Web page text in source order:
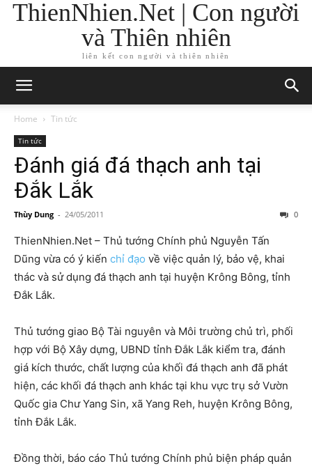
ThienNhien.Net | Con người
và Thiên nhiên
liên kết con người và thiên nhiên
Home Tin tức
Tin tức
Đánh giá đá thạch anh tại
Đắk Lắk
Thùy Dung - 24/05/2011 0
ThienNhien.Net – Thủ tướng Chính phủ Nguyễn Tấn
Dũng vừa có ý kiến chỉ đạo về việc quản lý, bảo vệ, khai
thác và sử dụng đá thạch anh tại huyện Krông Bông, tỉnh
Đắk Lắk.
Thủ tướng giao Bộ Tài nguyên và Môi trường chủ trì, phối
hợp với Bộ Xây dựng, UBND tỉnh Đắk Lắk kiểm tra, đánh
giá kích thước, chất lượng của khối đá thạch anh đã phát
hiện, các khối đá thạch anh khác tại khu vực trụ sở Vườn
Quốc gia Chư Yang Sin, xã Yang Reh, huyện Krông Bông,
tỉnh Đắk Lắk.
Đồng thời, báo cáo Thủ tướng Chính phủ biện pháp quản